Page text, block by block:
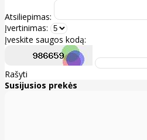
Atsiliepimas:
Įvertinimas:
Įveskite saugos kodą:
Rašyti
Susijusios prekės